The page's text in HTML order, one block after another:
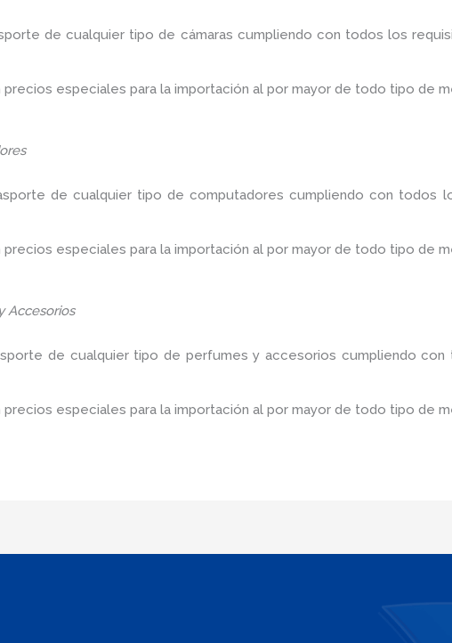
de cualquier tipo de cámaras cumpliendo con todos los
especiales para la importación al por mayor de todo tipo de
de cualquier tipo de computadores cumpliendo con todos
especiales para la importación al por mayor de todo tipo de
Accesorios
de cualquier tipo de perfumes y accesorios cumpliendo
especiales para la importación al por mayor de todo tipo de